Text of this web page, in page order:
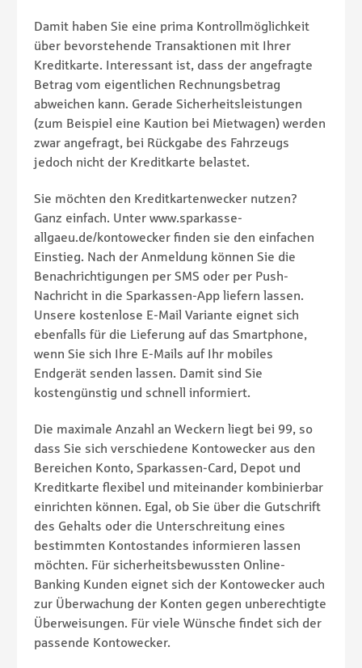
Damit haben Sie eine prima Kontrollmöglichkeit
über bevorstehende Transaktionen mit Ihrer
Kreditkarte. Interessant ist, dass der angefragte
Betrag vom eigentlichen Rechnungsbetrag
abweichen kann. Gerade Sicherheitsleistungen
(zum Beispiel eine Kaution bei Mietwagen) werden
zwar angefragt, bei Rückgabe des Fahrzeugs
jedoch nicht der Kreditkarte belastet.
Sie möchten den Kreditkartenwecker nutzen?
Ganz einfach. Unter www.sparkasse-
allgaeu.de/kontowecker finden sie den einfachen
Einstieg. Nach der Anmeldung können Sie die
Benachrichtigungen per SMS oder per Push-
Nachricht in die Sparkassen-App liefern lassen.
Unsere kostenlose E-Mail Variante eignet sich
ebenfalls für die Lieferung auf das Smartphone,
wenn Sie sich Ihre E-Mails auf Ihr mobiles
Endgerät senden lassen. Damit sind Sie
kostengünstig und schnell informiert.
Die maximale Anzahl an Weckern liegt bei 99, so
dass Sie sich verschiedene Kontowecker aus den
Bereichen Konto, Sparkassen-Card, Depot und
Kreditkarte flexibel und miteinander kombinierbar
einrichten können. Egal, ob Sie über die Gutschrift
des Gehalts oder die Unterschreitung eines
bestimmten Kontostandes informieren lassen
möchten. Für sicherheitsbewussten Online-
Banking Kunden eignet sich der Kontowecker auch
zur Überwachung der Konten gegen unberechtigte
Überweisungen. Für viele Wünsche findet sich der
passende Kontowecker.